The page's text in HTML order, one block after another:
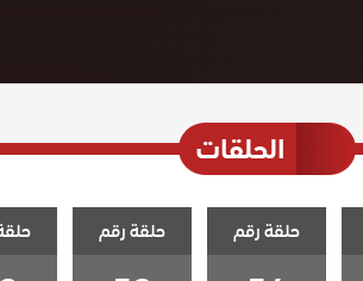
الحلقات
حلقة رقم حلقة رقم